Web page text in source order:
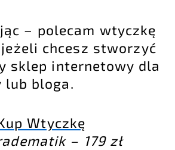
– polecam wtyczkę
chcesz stworzyć
sklep internetowy dla
bloga.
Wtyczkę
– 179 zł